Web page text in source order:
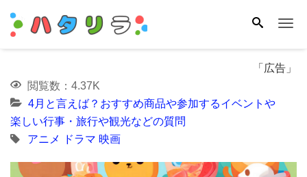
「広告」
閲覧数：4.37K
4月と言えば？おすすめ商品や参加するイベントや
楽しい行事・旅行や観光などの質問
アニメ
ドラマ 映画